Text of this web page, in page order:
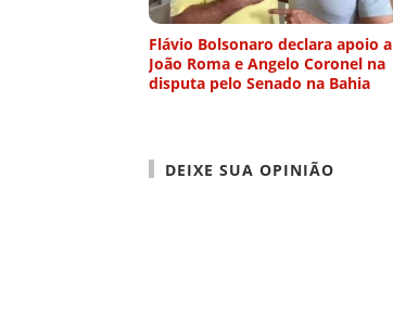
Flávio Bolsonaro declara apoio a
João Roma e Angelo Coronel na
disputa pelo Senado na Bahia
DEIXE SUA OPINIÃO